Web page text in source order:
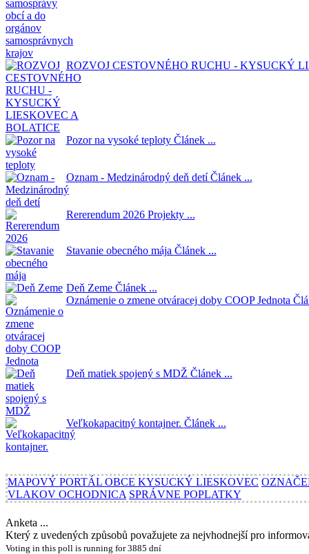
ROZVOJ CESTOVNÉHO RUCHU - KYSUCKÝ
Pozor na vysoké teploty Článek ...
Oznam - Medzinárodný deň detíČlánek ...
Rererendum 2026 Projekty ...
Stavanie obecného mája Článek ...
Deň Zeme Článek ...
Oznámenie o zmene otváracej doby COOP Jednota
Deň matiek spojený s MDŽ Článek ...
Veľkokapacitný kontajner. Článek ...
MAPOVÝ PORTÁL OBCE KYSUCKÝ LIESKOVEC
VLAKOV OCHODNICA SPRÁVNE POPLATKY
Anketa ...
Který z uvedených způsobů považujete za nejvhodnejší pro
Voting in this poll is running for 3885 dní